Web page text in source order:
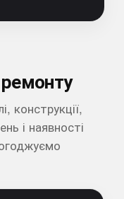
ремонту
конструкції,
і наявності